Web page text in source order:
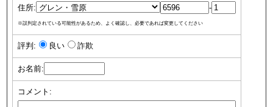
住所: -
※誤判定されている可能性があるため、よく確認し、必要であれば変更してください
評判: 良い 詐欺
お名前:
コメント: